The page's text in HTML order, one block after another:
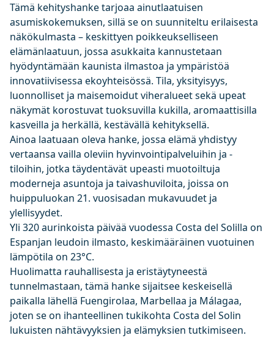
Tämä kehityshanke tarjoaa ainutlaatuisen
asumiskokemuksen, sillä se on suunniteltu erilaisesta
näkökulmasta – keskittyen poikkeukselliseen
elämänlaatuun, jossa asukkaita kannustetaan
hyödyntämään kaunista ilmastoa ja ympäristöä
innovatiivisessa ekoyhteisössä. Tila, yksityisyys,
luonnolliset ja maisemoidut viheralueet sekä upeat
näkymät korostuvat tuoksuvilla kukilla, aromaattisilla
kasveilla ja herkällä, kestävällä kehityksellä.
Ainoa laatuaan oleva hanke, jossa elämä yhdistyy
vertaansa vailla oleviin hyvinvointipalveluihin ja -
tiloihin, jotka täydentävät upeasti muotoiltuja
moderneja asuntoja ja taivashuviloita, joissa on
huippuluokan 21. vuosisadan mukavuudet ja
ylellisyydet.
Yli 320 aurinkoista päivää vuodessa Costa del Solilla on
Espanjan leudoin ilmasto, keskimääräinen vuotuinen
lämpötila ‌on ‌23°C.
Huolimatta ‌rauhallisesta ‌ja ‌eristäytyneestä
tunnelmastaan, tämä hanke sijaitsee ‌keskeisellä
‌paikalla ‌lähellä Fuengirolaa, Marbellaa ‌ja ‌Málagaa,
‌joten ‌se on ‌ihanteellinen tukikohta Costa ‌del ‌Solin
‌lukuisten ‌nähtävyyksien ‌ja ‌elämyksien ‌tutkimiseen.